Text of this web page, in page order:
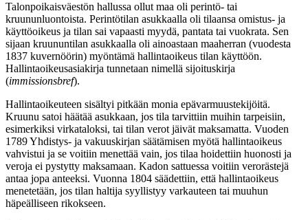
Talonpoikaisväestön hallussa ollut maa oli perintö- tai
kruununluontoista. Perintötilan asukkaalla oli tilaansa omistus- ja
käyttöoikeus ja tilan sai vapaasti myydä, pantata tai vuokrata. Sen
sijaan kruununtilan asukkaalla oli ainoastaan maaherran (vuodesta
1837 kuvernöörin) myöntämä hallintaoikeus tilan käyttöön.
Hallintaoikeusasiakirja tunnetaan nimellä sijoituskirja
(immissionsbref).
Hallintaoikeuteen sisältyi pitkään monia epävarmuustekijöitä.
Kruunu satoi häätää asukkaan, jos tila tarvittiin muihin tarpeisiin,
esimerkiksi virkataloksi, tai tilan verot jäivät maksamatta. Vuoden
1789 Yhdistys- ja vakuuskirjan säätämisen myötä hallintaoikeus
vahvistui ja se voitiin menettää vain, jos tilaa hoidettiin huonosti ja
veroja ei pystytty maksamaan. Kadon sattuessa voitiin verorästejä
antaa jopa anteeksi. Vuonna 1804 säädettiin, että hallintaoikeus
menetetään, jos tilan haltija syyllistyy varkauteen tai muuhun
häpeälliseen rikokseen.